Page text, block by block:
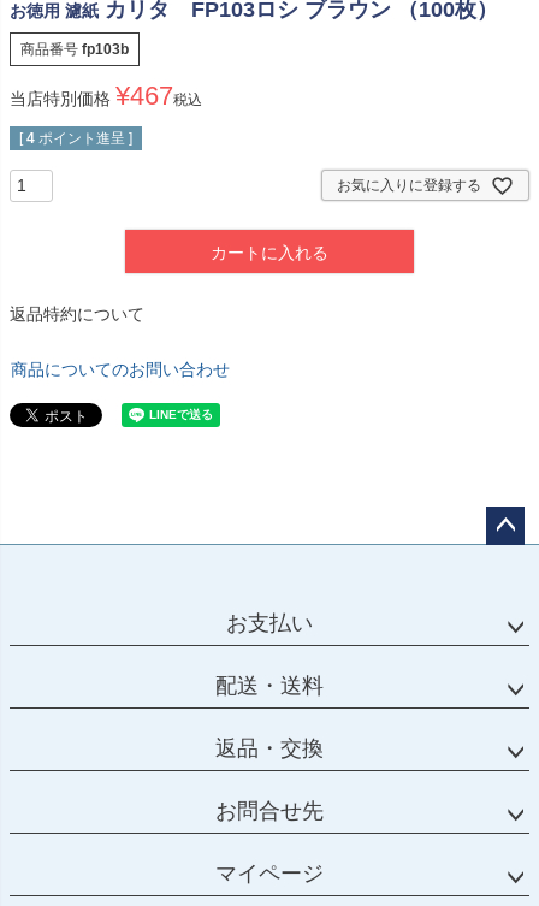
お徳用 濾紙 カリタ FP103ロシ ブラウン （100枚）
商品番号 fp103b
当店特別価格 ¥467税込
[ 4 ポイント進呈 ]
お気に入りに登録する
カートに入れる
返品特約について
商品についてのお問い合わせ
お支払い
配送・送料
返品・交換
お問合せ先
マイページ